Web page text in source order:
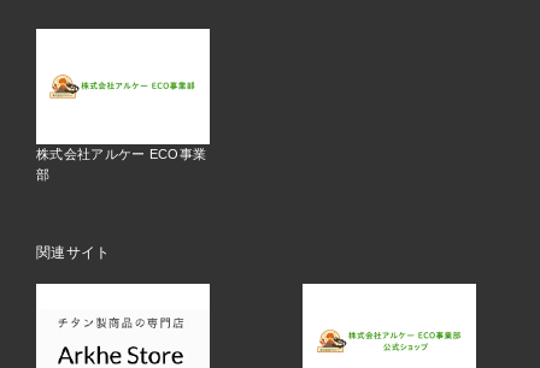
株式会社アルケー ECO事業
部
関連サイト